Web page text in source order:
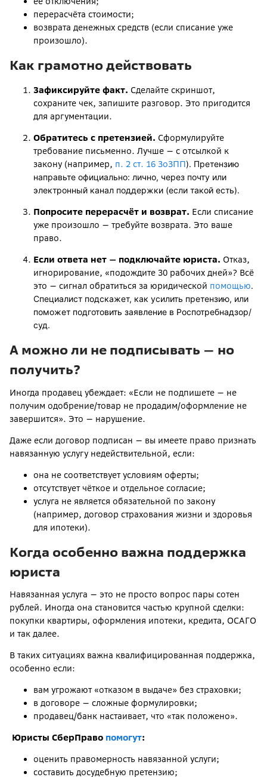
перерасчёта стоимости;
возврата денежных средств (если списание уже
произошло).
Как грамотно действовать
Зафиксируйте факт. Сделайте скриншот,
сохраните чек, запишите разговор. Это пригодится
для аргументации.
Обратитесь с претензией. Сформулируйте
требование письменно. Лучше — с отсылкой к
закону (например, п. 2 ст. 16 ЗоЗПП). Претензию
направьте официально: лично, через почту или
электронный канал поддержки (если такой есть).
Попросите перерасчёт и возврат. Если списание
уже произошло — требуйте возврата. Это ваше
право.
Если ответа нет — подключайте юриста. Отказ,
игнорирование, «подождите 30 рабочих дней»? Всё
это — сигнал обратиться за юридической помощью.
Специалист подскажет, как усилить претензию, или
поможет подготовить заявление в Роспотребнадзор/
суд.
А можно ли не подписывать — но
получить?
Иногда продавец убеждает: «Если не подпишете — не
получим одобрение/товар не продадим/оформление не
завершится». Это — нарушение.
Даже если договор подписан — вы имеете право признать
навязанную услугу недействительной, если:
она не соответствует условиям оферты;
отсутствует чёткое и отдельное согласие;
услуга не является обязательной по закону
(например, договор страхования жизни и здоровья
для ипотеки).
Когда особенно важна поддержка
юриста
Навязанная услуга — это не просто вопрос пары сотен
рублей. Иногда она становится частью крупной сделки:
покупки квартиры, оформления ипотеки, кредита, ОСАГО
и так далее.
В таких ситуациях важна квалифицированная поддержка,
особенно если:
вам угрожают «отказом в выдаче» без страховки;
в договоре — сложные формулировки;
продавец/банк настаивает, что «так положено».
Юристы СберПраво помогут:
оценить правомерность навязанной услуги;
составить досудебную претензию;